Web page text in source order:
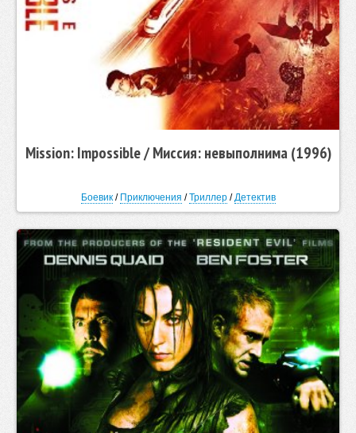
Mission: Impossible / Миссия: невыполнима (1996)
Боевик/ Приключения /Триллер/Детектив